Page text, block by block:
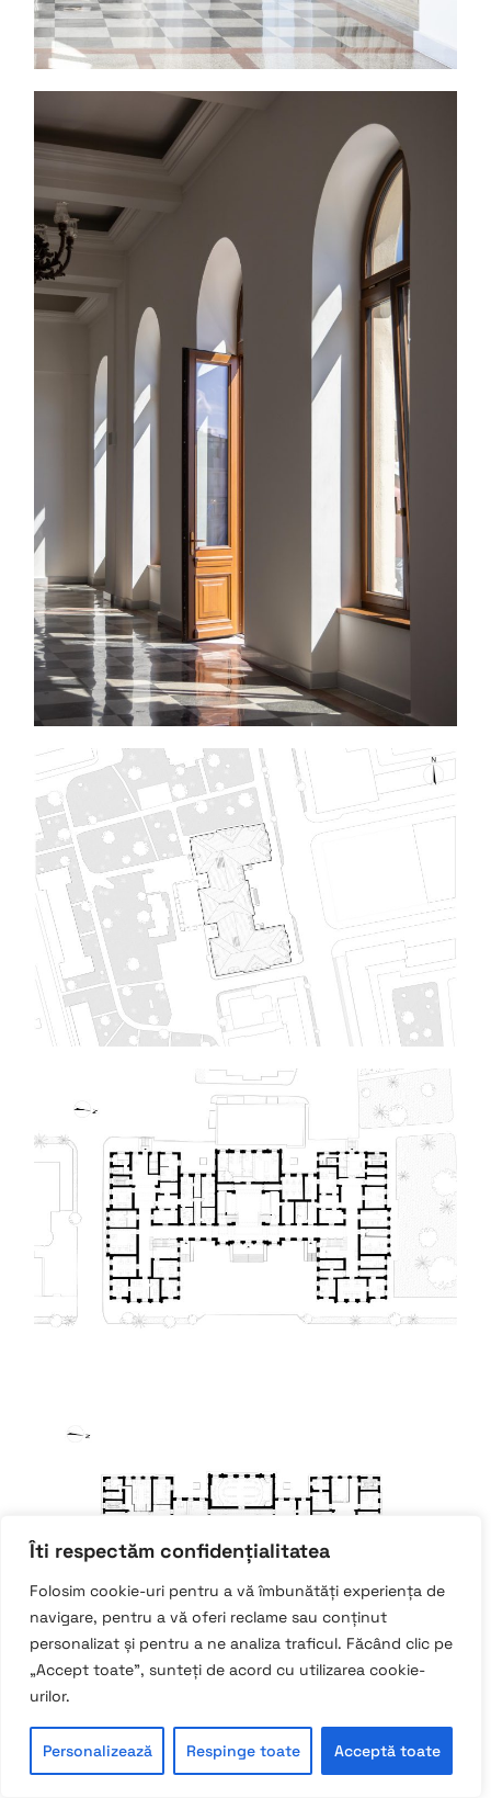
Îti respectăm confidențialitatea
Folosim cookie-uri pentru a vă îmbunătăți experiența de
navigare, pentru a vă oferi reclame sau conținut
personalizat și pentru a ne analiza traficul. Făcând clic pe
„Accept toate”, sunteți de acord cu utilizarea cookie-
urilor.
Personalizează Respinge toate Acceptă toate